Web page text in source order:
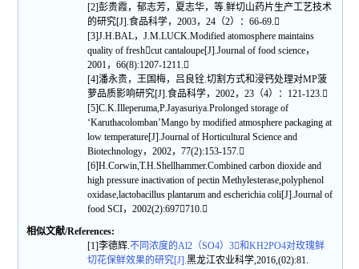
[2]彭贵霞，郁志芳，夏志华，等.鲜切山药片生产工艺技术
的研究[J].食品科学，2003，24（2）：66-69.
[3]J.H.BAL，J.M.LUCK.Modified atomosphere maintains
quality of freshcut cantaloupe[J].Journal of food science，
2001，66(8):1207-1211.
[4]潘永贵，王国梅，吕良铨.切割方式和浸钙处理对MP菠
萝品质影响研究[J].食品科学，2002，23（4）：121-123.
[5]C.K.Illeperuma,P.Jayasuriya.Prolonged storage of
‘Karuthacolomban’Mango by modified atmosphere packaging at
low temperature[J].Journal of Horticultural Science and
Biotechnology，2002，77(2):153-157.
[6]H.Corwin,T.H.Shellhammer.Combined carbon dioxide and
high pressure inactivation of pectin Methylesterase,polyphenol
oxidase,lactobacillus plantarum and escherichia coli[J].Journal of
food SCI，2002(2):697710.
相似文献/References:
[1]李德辉.不同浓度的Al2（SO4）3和KH2PO4对玫瑰鲜
切花保鲜效果的研究[J].黑龙江农业科学,2016,(02):81.